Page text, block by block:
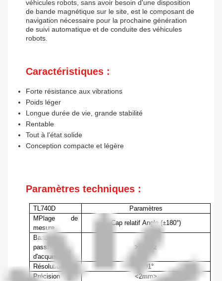
véhicules robots, sans avoir besoin d'une disposition
de bande magnétique sur le site, est le composant de
navigation nécessaire pour la prochaine génération
de suivi automatique et de conduite des véhicules
robots.
Caractéristiques :
Forte résistance aux vibrations
Poids léger
Longue durée de vie, grande stabilité
Rentable
Tout à l'état solide
Conception compacte et légère
Paramètres techniques :
TL740D
Paramètres
M Plage de
mesure
Cap relatif Angle (±180°)
Bande
passante
d'acquisition
>100Hz
Résolution
0,01°
Précision de
<2mm>